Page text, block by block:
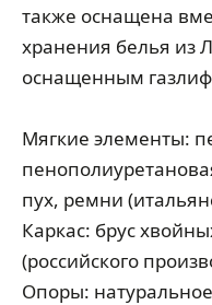
также оснащена
хранения белья из
оснащенным
Мягкие элементы:
пух, ремни
Каркас: брус
(российского
Опоры: